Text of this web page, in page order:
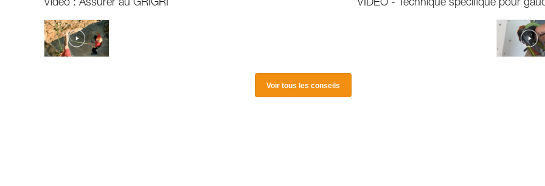
Vidéo : Assurer au GRIGRI VIDÉO - Technique spécifique pour
Voir tous les conseils